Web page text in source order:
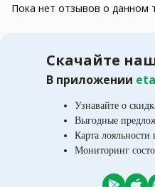
Пока нет отзывов о данном
Скачайте
В приложении
Узнавайте о
Выгодные
Карта лояльности
Мониторинг